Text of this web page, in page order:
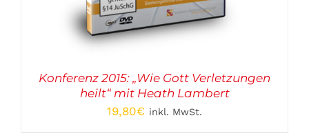
Konferenz 2015: „Wie Gott Verletzungen
heilt“ mit Heath Lambert
19,80€ inkl. MwSt.